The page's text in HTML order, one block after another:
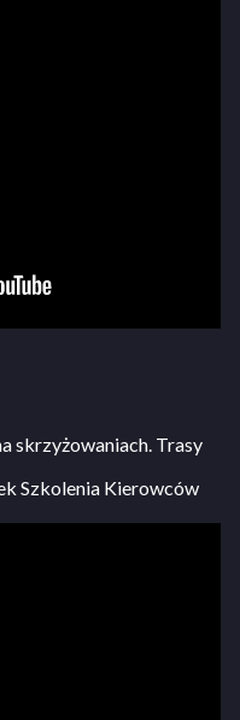
skrzyżowaniach. Trasy
Szkolenia Kierowców